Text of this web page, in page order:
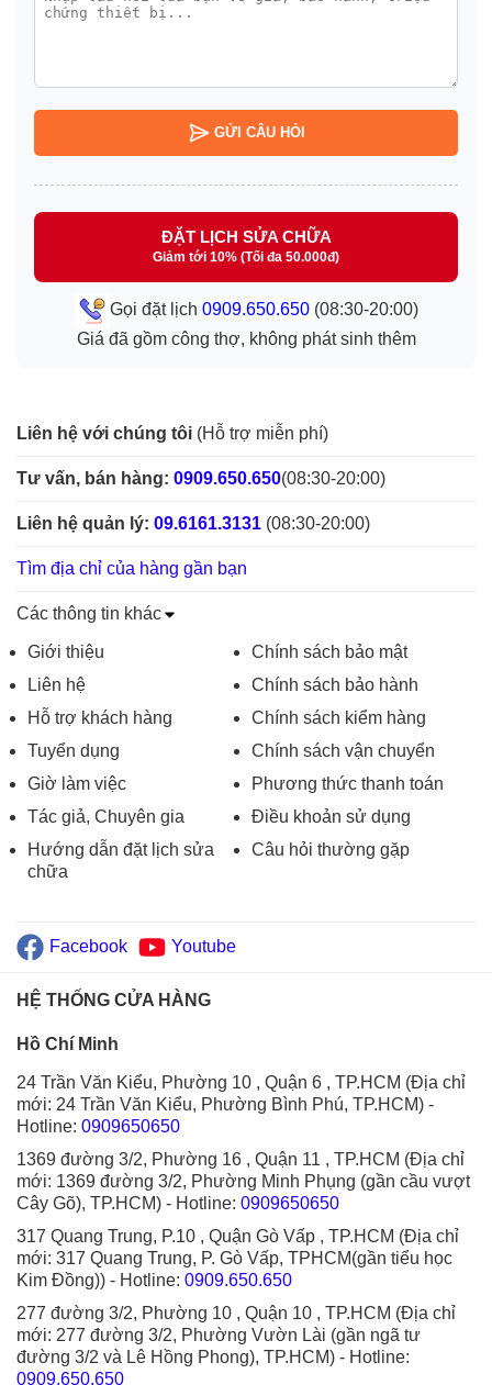
GỬI CÂU HỎI
ĐẶT LỊCH SỬA CHỮA
Giảm tới 10% (Tối đa 50.000đ)
Gọi đặt lịch 0909.650.650(08:30-20:00)
Giá đã gồm công thợ, không phát sinh thêm
Liên hệ với chúng tôi (Hỗ trợ miễn phí)
Tư vấn, bán hàng: 0909.650.650(08:30-20:00)
Liên hệ quản lý: 09.6161.3131 (08:30-20:00)
Tìm địa chỉ của hàng gần bạn
Các thông tin khác
Giới thiệu
Liên hệ
Hỗ trợ khách hàng
Tuyển dụng
Giờ làm việc
Tác giả, Chuyên gia
Hướng dẫn đặt lịch sửa
chữa
Chính sách bảo mật
Chính sách bảo hành
Chính sách kiểm hàng
Chính sách vận chuyển
Phương thức thanh toán
Điều khoản sử dụng
Câu hỏi thường gặp
Facebook Youtube
HỆ THỐNG CỬA HÀNG
Hồ Chí Minh
24 Trần Văn Kiểu, Phường 10 , Quận 6 , TP.HCM (Địa chỉ
mới: 24 Trần Văn Kiểu, Phường Bình Phú, TP.HCM) -
Hotline: 0909650650
1369 đường 3/2, Phường 16 , Quận 11 , TP.HCM (Địa chỉ
mới: 1369 đường 3/2, Phường Minh Phụng (gần cầu vượt
Cây Gõ), TP.HCM) - Hotline: 0909650650
317 Quang Trung, P.10 , Quận Gò Vấp , TP.HCM (Địa chỉ
mới: 317 Quang Trung, P. Gò Vấp, TPHCM(gần tiểu học
Kim Đồng)) - Hotline: 0909.650.650
277 đường 3/2, Phường 10 , Quận 10 , TP.HCM (Địa chỉ
mới: 277 đường 3/2, Phường Vườn Lài (gần ngã tư
đường 3/2 và Lê Hồng Phong), TP.HCM) - Hotline:
0909.650.650